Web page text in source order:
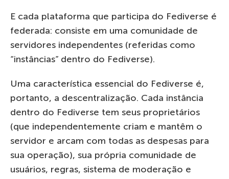
E cada plataforma que participa do Fediverse é
federada: consiste em uma comunidade de
servidores independentes (referidas como
“instâncias” dentro do Fediverse).
Uma característica essencial do Fediverse é,
portanto, a descentralização. Cada instância
dentro do Fediverse tem seus proprietários
(que independentemente criam e mantêm o
servidor e arcam com todas as despesas para
sua operação), sua própria comunidade de
usuários, regras, sistema de moderação e